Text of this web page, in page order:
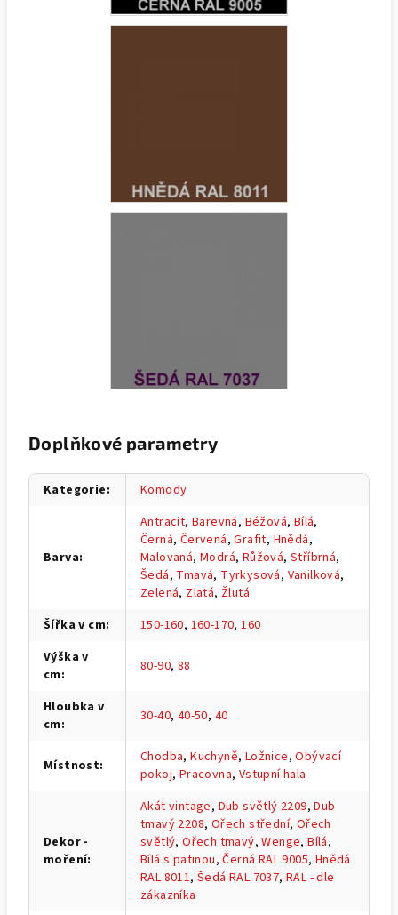
Doplňkové parametry
Kategorie: Komody
Barva:
Antracit,Barevná, Béžová, Bílá,
Černá, Červená,Grafit, Hnědá,
Malovaná,Modrá, Růžová,Stříbrná,
Šedá, Tmavá, Tyrkysová, Vanilková,
Zelená, Zlatá, Žlutá
Šířka v cm: 150-160, 160-170,160
Výška v
cm: 80-90, 88
Hloubka v
cm: 30-40, 40-50, 40
Místnost: Chodba,Kuchyně, Ložnice,Obývací
pokoj, Pracovna, Vstupní hala
Dekor -
moření:
Akát vintage, Dub světlý 2209,Dub
tmavý 2208, Ořech střední, Ořech
světlý,Ořech tmavý,Wenge,Bílá,
Bílá s patinou,Černá RAL 9005, Hnědá
RAL 8011,Šedá RAL 7037,RAL - dle
zákazníka